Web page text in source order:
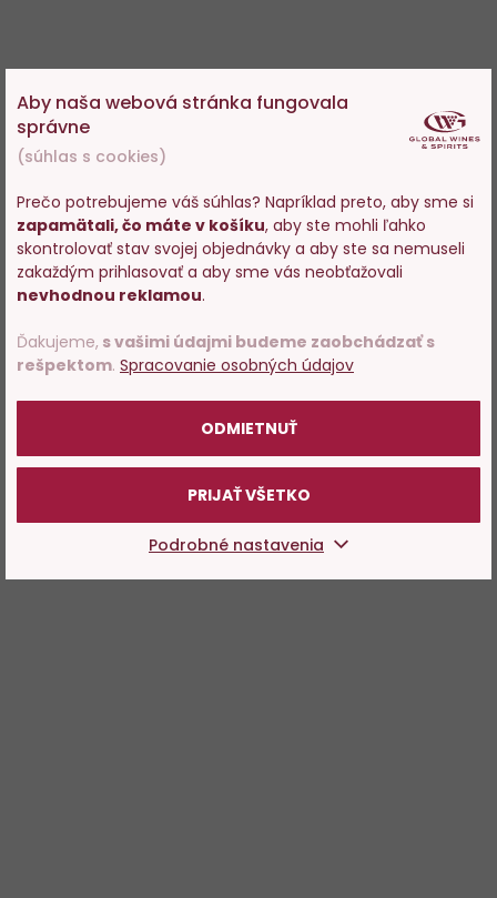
Aby naša webová stránka fungovala
správne
(súhlas s cookies)
Prečo potrebujeme váš súhlas? Napríklad preto, aby sme si
zapamätali, čo máte v košíku, aby ste mohli ľahko
skontrolovať stav svojej objednávky a aby ste sa nemuseli
zakaždým prihlasovať a aby sme vás neobťažovali
nevhodnou reklamou.
Ďakujeme, s vašimi údajmi budeme zaobchádzať s
rešpektom. Spracovanie osobných údajov
ODMIETNUŤ
PRIJAŤ VŠETKO
Podrobné nastavenia
Vstupujete na stránky s
predajom alkoholu. Prosím
potvrďte, že Vám už bolo 18